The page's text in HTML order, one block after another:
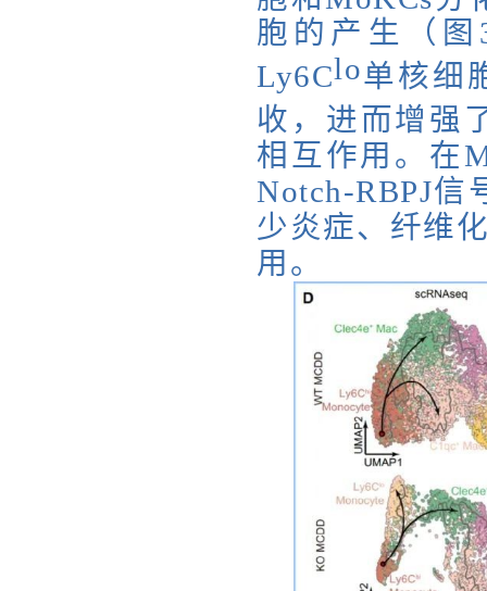
胞的产生（图
Ly6Clo单核细
收，进而增强
相互作用。在
Notch-RBPJ
少炎症、纤维
用。